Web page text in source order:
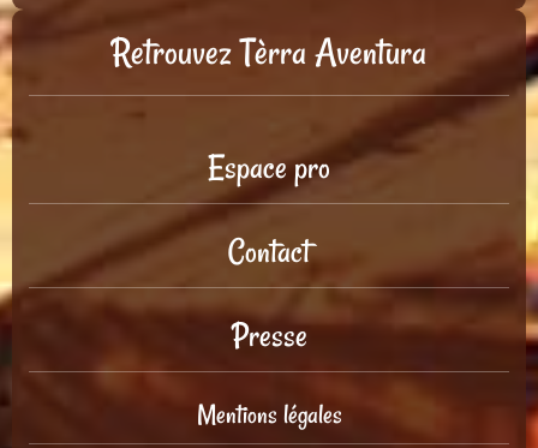
Retrouvez Tèrra Aventura
Espace pro
Contact
Presse
Mentions légales